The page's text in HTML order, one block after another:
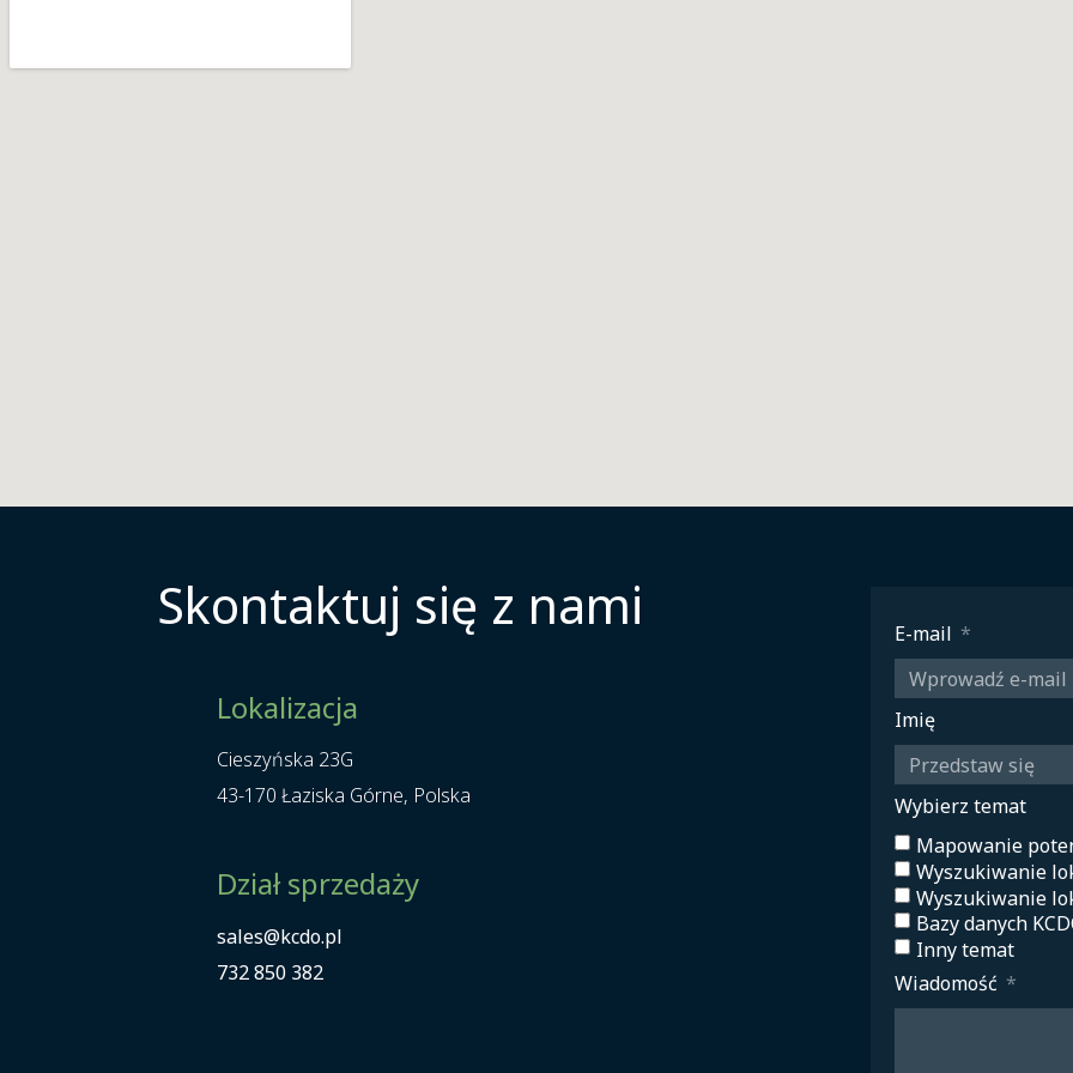
Skontaktuj się z nami
Lokalizacja
Cieszyńska 23G
43-170 Łaziska Górne, Polska
Dział sprzedaży
sales@kcdo.pl
732 850 382
E-mail
Imię
Wybierz temat
Mapowanie
Wyszukiwanie
Wyszukiwanie
Bazy danych
Inny temat
Wiadomość